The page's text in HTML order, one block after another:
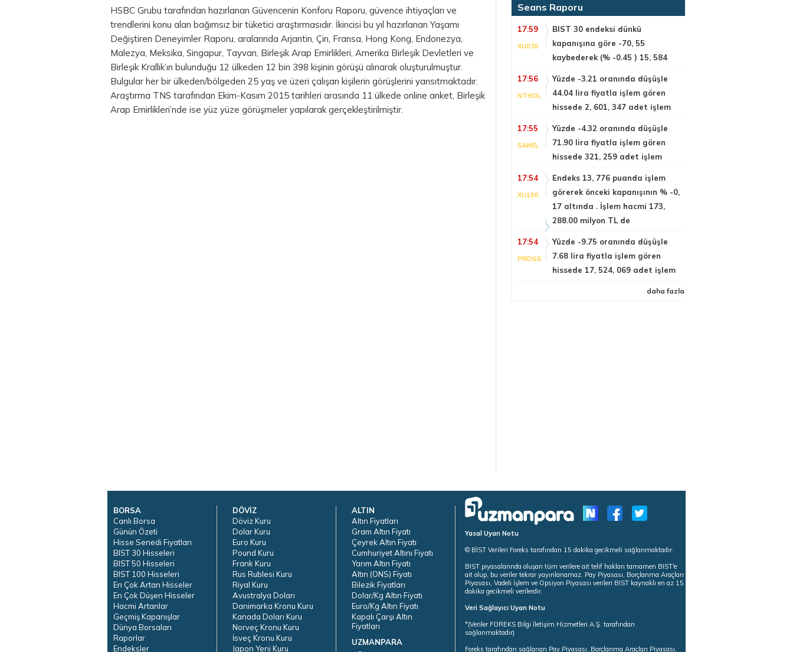
HSBC Grubu tarafından hazırlanan Güvencenin Konforu Raporu, güvence ihtiyaçları ve
trendlerini konu alan bağımsız bir tüketici araştırmasıdır. İkincisi bu yıl hazırlanan Yaşamı
Değiştiren Deneyimler Raporu, aralarında Arjantin, Çin, Fransa, Hong Kong, Endonezya,
Malezya, Meksika, Singapur, Tayvan, Birleşik Arap Emirlikleri, Amerika Birleşik Devletleri ve
Birleşik Krallık’ın bulunduğu 12 ülkeden 12 bin 398 kişinin görüşü alınarak oluşturulmuştur.
Bulgular her bir ülkeden/bölgeden 25 yaş ve üzeri çalışan kişilerin görüşlerini yansıtmaktadır.
Araştırma TNS tarafından Ekim-Kasım 2015 tarihleri arasında 11 ülkede online anket, Birleşik
Arap Emirlikleri’nde ise yüz yüze görüşmeler yapılarak gerçekleştirilmiştir.
Seans Raporu
17:59
XU030
BIST 30 endeksi dünkü
kapanışına göre -70, 55
kaybederek (% -0.45 ) 15, 584
17:56
NTHOL
Yüzde -3.21 oranında düşüşle
44.04 lira fiyatla işlem gören
hissede 2, 601, 347 adet işlem
17:55
SANEL
Yüzde -4.32 oranında düşüşle
71.90 lira fiyatla işlem gören
hissede 321, 259 adet işlem
17:54
XU100
Endeks 13, 776 puanda işlem
görerek önceki kapanışının % -0,
17 altında . İşlem hacmi 173,
288.00 milyon TL de
17:54
PRDGS
Yüzde -9.75 oranında düşüşle
7.68 lira fiyatla işlem gören
hissede 17, 524, 069 adet işlem
daha fazla
BORSA
Canlı Borsa
Günün Özeti
Hisse Senedi Fiyatları
BIST 30 Hisseleri
BIST 50 Hisseleri
BIST 100 Hisseleri
En Çok Artan Hisseler
En Çok Düşen Hisseler
Hacmi Artanlar
Geçmiş Kapanışlar
Dünya Borsaları
Raporlar
Endeksler
DÖVİZ
Döviz Kuru
Dolar Kuru
Euro Kuru
Pound Kuru
Frank Kuru
Rus Rublesi Kuru
Riyal Kuru
Avustralya Doları
Danimarka Kronu Kuru
Kanada Doları Kuru
Norveç Kronu Kuru
İsveç Kronu Kuru
Japon Yeni Kuru
ALTIN
Altın Fiyatları
Gram Altın Fiyatı
Çeyrek Altın Fiyatı
Cumhuriyet Altını Fiyatı
Yarım Altın Fiyatı
Altın (ONS) Fiyatı
Bilezik Fiyatları
Dolar/Kg Altın Fiyatı
Euro/Kg Altın Fiyatı
Kapalı Çarşı Altın
Fiyatları
UZMANPARA
Yasal Uyarı Notu
© BİST Verileri Foreks tarafından 15 dakika gecikmeli sağlanmaktadır.
BIST piyasalarında oluşan tüm verilere ait telif hakları tamamen BIST'e
ait olup, bu veriler tekrar yayınlanamaz. Pay Piyasası, Borçlanma Araçları
Piyasası, Vadeli İşlem ve Opsiyon Piyasası verileri BIST kaynaklı en az 15
dakika gecikmeli verilerdir.
Veri Sağlayıcı Uyarı Notu
*(Veriler FOREKS Bilgi İletişim Hizmetleri A.Ş. tarafından
sağlanmaktadır)
Foreks tarafından sağlanan Pay Piyasası, Borçlanma Araçları Piyasası,